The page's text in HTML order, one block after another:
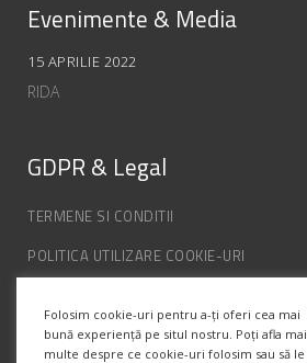
Evenimente & Media
15 APRILIE 2022
RIDA
GDPR & Legal
TERMENE SI CONDITII
POLITICA UTILIZARE COOKIE-URI
ANPC
Folosim cookie-uri pentru a-ți oferi cea mai
bună experiență pe situl nostru. Poți afla mai
multe despre ce cookie-uri folosim sau să le